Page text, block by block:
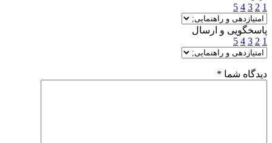
1
2
3
4
5
پاسخگویی و ارسال
1
2
3
4
5
دیدگاه شما *